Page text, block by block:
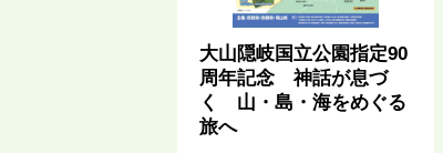
大山隠岐国立公園指定90
周年記念 神話が息づ
く 山・島・海をめぐる
旅へ